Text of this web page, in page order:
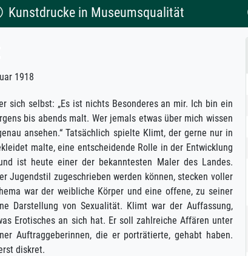
Kunstdrucke in Museumsqualität
1918
sich selbst: „Es ist nichts Besonderes an mir. Ich bin ein
bis abends malt. Wer jemals etwas über mich wissen
ansehen.“ Tatsächlich spielte Klimt, der gerne nur in
malte, eine entscheidende Rolle in der Entwicklung
ist heute einer der bekanntesten Maler des Landes.
Jugendstil zugeschrieben werden können, stecken voller
war der weibliche Körper und eine offene, zu seiner
Darstellung von Sexualität. Klimt war der Auffassung,
Erotisches an sich hat. Er soll zahlreiche Affären unter
Auftraggeberinnen, die er porträtierte, gehabt haben.
diskret.